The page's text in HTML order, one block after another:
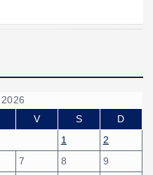
V S
D
1
2
7 8
9